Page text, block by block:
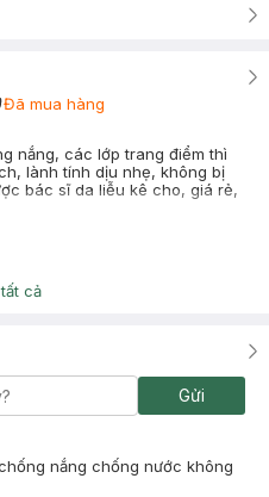
Đã mua hàng
nắng, các lớp trang điểm thì
lành tính dịu nhẹ, không bị
bác sĩ da liễu kê cho, giá rẻ,
cả
Gửi
nắng chống nước không